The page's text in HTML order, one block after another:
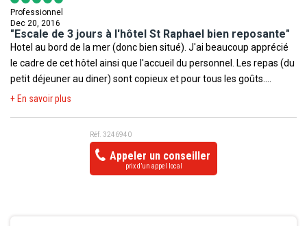
impossible de dormir avant minuit.... Buffets parfaits en quantité
et qualité, serveurs sympathiques et professionnels. Jolies
piscines, beaux jardins, plage facile d'accès, parasols et transats
en quantité, pas de promiscuité. Les spectacles proposés le soir
sont très courts mais souvent de bonne qualité.
Professionnel
Dec 20, 2016
"Escale de 3 jours à l'hôtel St Raphael bien reposante"
Hotel au bord de la mer (donc bien situé). J'ai beaucoup apprécié
le cadre de cet hôtel ainsi que l'accueil du personnel. Les repas (du
petit déjeuner au diner) sont copieux et pour tous les goûts.
Malgré le mois de novembre, j'ai apprécié le soleil au bord de la
+ En savoir plus
Réf. 3246940
Appeler un conseiller
prix d’un appel local